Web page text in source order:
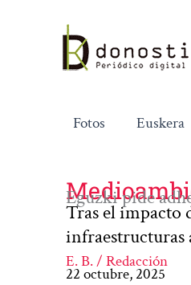
contenido
Fotos Euskera
Eguzki pide
Tras el impacto
infraestructuras
E. B. / Redacción
22 octubre, 2025